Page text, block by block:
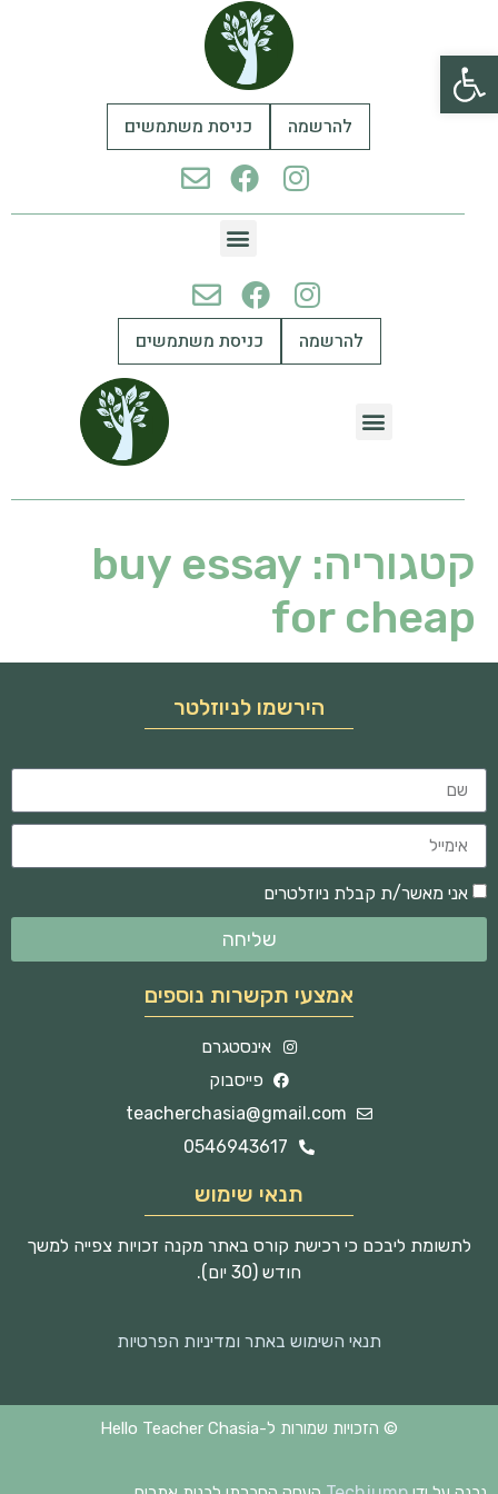
פתח סרגל נגישות
להרשמה כניסת משתמשים
להרשמה כניסת משתמשים
קטגוריה: buy essay
for cheap
הירשמו לניוזלטר
אני מאשר/ת קבלת ניוזלטרים
שליחה
אמצעי תקשרות נוספים
אינסטגרם
פייסבוק
teacherchasia@gmail.com
0546943617
תנאי שימוש
לתשומת ליבכם כי רכישת קורס באתר מקנה זכויות צפייה למשך
חודש (30 יום).
תנאי השימוש באתר ומדיניות הפרטיות
© הזכויות שמורות ל-Hello Teacher Chasia